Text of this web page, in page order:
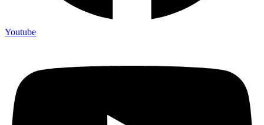
Youtube